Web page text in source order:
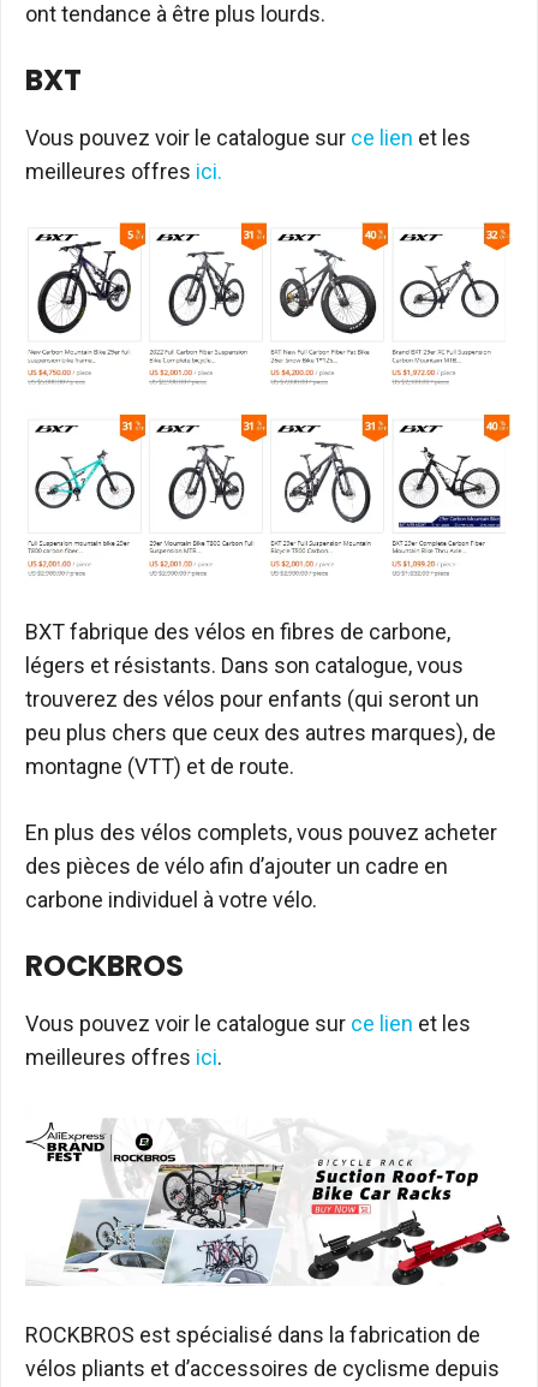
ont tendance à être plus lourds.
BXT
Vous pouvez voir le catalogue sur ce lien et les
meilleures offres ici.
BXT fabrique des vélos en fibres de carbone,
légers et résistants. Dans son catalogue, vous
trouverez des vélos pour enfants (qui seront un
peu plus chers que ceux des autres marques), de
montagne (VTT) et de route.
En plus des vélos complets, vous pouvez acheter
des pièces de vélo afin d’ajouter un cadre en
carbone individuel à votre vélo.
ROCKBROS
Vous pouvez voir le catalogue sur ce lien et les
meilleures offres ici.
ROCKBROS est spécialisé dans la fabrication de
vélos pliants et d’accessoires de cyclisme depuis